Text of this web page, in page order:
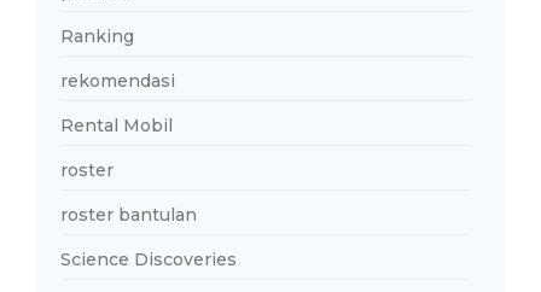
Ranking
rekomendasi
Rental Mobil
roster
roster bantulan
Science Discoveries